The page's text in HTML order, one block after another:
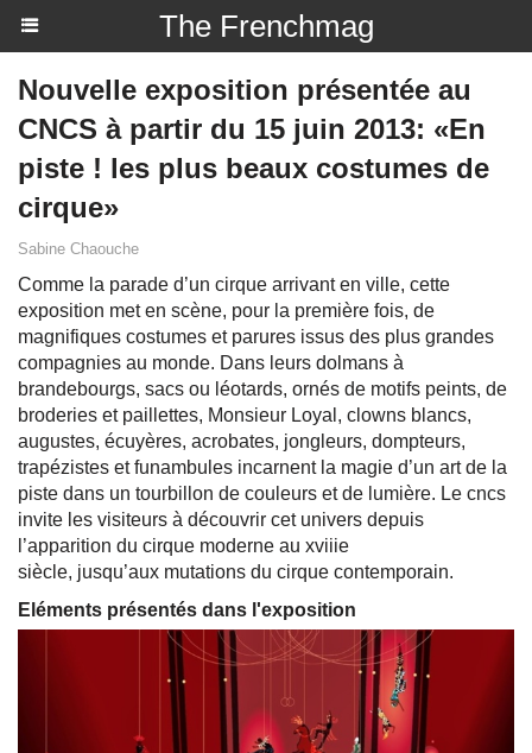
The Frenchmag
Nouvelle exposition présentée au
CNCS à partir du 15 juin 2013: «En
piste ! les plus beaux costumes de
cirque»
Sabine Chaouche
Comme la parade d’un cirque arrivant en ville, cette
exposition met en scène, pour la première fois, de
magnifiques costumes et parures issus des plus grandes
compagnies au monde. Dans leurs dolmans à
brandebourgs, sacs ou léotards, ornés de motifs peints, de
broderies et paillettes, Monsieur Loyal, clowns blancs,
augustes, écuyères, acrobates, jongleurs, dompteurs,
trapézistes et funambules incarnent la magie d’un art de la
piste dans un tourbillon de couleurs et de lumière. Le cncs
invite les visiteurs à découvrir cet univers depuis
l’apparition du cirque moderne au xviiie
siècle, jusqu’aux mutations du cirque contemporain.
Eléments présentés dans l'exposition